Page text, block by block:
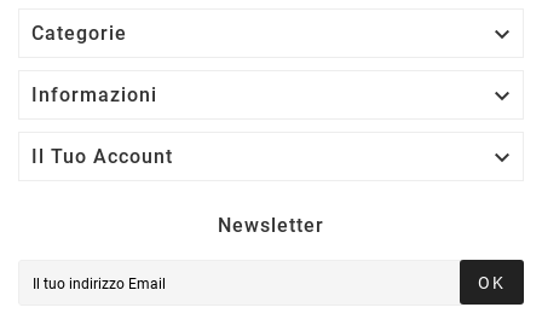
Categorie 
Informazioni 
Il Tuo Account 
Newsletter
OK